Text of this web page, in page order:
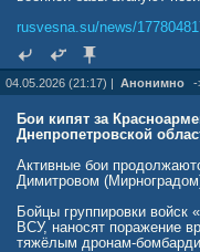
rusvesna.su/news/
04.05.2026 (21:17) | Анонимно -
Бои кипят за
Днепропетровской
Активные бои
Димитровом
Бойцы группировки войск
ВСУ, наносят поражение
тяжёлым дронам-